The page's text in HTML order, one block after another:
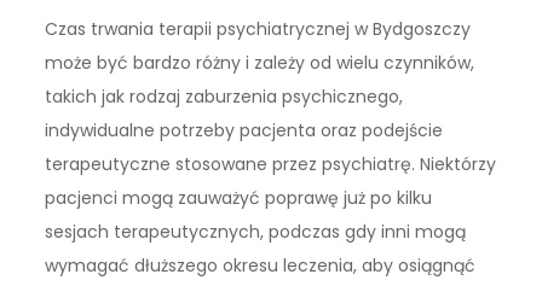
Czas trwania terapii psychiatrycznej w Bydgoszczy
może być bardzo różny i zależy od wielu czynników,
takich jak rodzaj zaburzenia psychicznego,
indywidualne potrzeby pacjenta oraz podejście
terapeutyczne stosowane przez psychiatrę. Niektórzy
pacjenci mogą zauważyć poprawę już po kilku
sesjach terapeutycznych, podczas gdy inni mogą
wymagać dłuższego okresu leczenia, aby osiągnąć